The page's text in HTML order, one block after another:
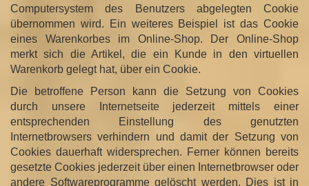
Computersystem des Benutzers abgelegten Cookie
übernommen wird. Ein weiteres Beispiel ist das Cookie
eines Warenkorbes im Online-Shop. Der Online-Shop
merkt sich die Artikel, die ein Kunde in den virtuellen
Warenkorb gelegt hat, über ein Cookie.
Die betroffene Person kann die Setzung von Cookies
durch unsere Internetseite jederzeit mittels einer
entsprechenden Einstellung des genutzten
Internetbrowsers verhindern und damit der Setzung von
Cookies dauerhaft widersprechen. Ferner können bereits
gesetzte Cookies jederzeit über einen Internetbrowser oder
andere Softwareprogramme gelöscht werden. Dies ist in